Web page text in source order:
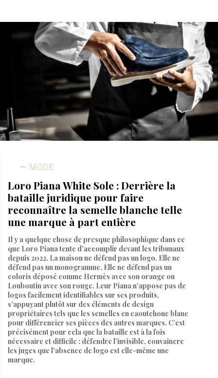
MODE
Loro Piana White Sole : Derrière la
bataille juridique pour faire
reconnaître la semelle blanche telle
une marque à part entière
Il y a quelque chose de presque philosophique dans ce
que Loro Piana tente d’accomplir devant les tribunaux
depuis 2022. La maison ne défend pas un logo. Elle ne
défend pas un monogramme. Elle ne défend pas un
coloris déposé comme Hermès avec son orange ou
Louboutin avec son rouge. Leur Piana n’appose pas de
logos facilement identifiables sur ses produits,
s’appuyant plutôt sur des éléments de design
propriétaires tels que les semelles en caoutchouc blanc
pour différencier ses pièces des autres marques. C’est
précisément pour cela que la bataille est à la fois
nécessaire et difficile : défendre l’invisible, convaincre
les juges que l’absence de logo est elle-même une
marque.